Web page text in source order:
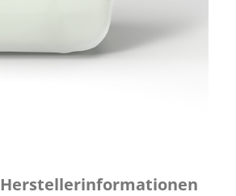
Herstellerinformationen